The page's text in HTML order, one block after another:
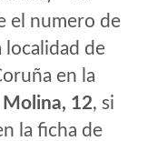
el numero de
localidad de
en la
12, si
la ficha de